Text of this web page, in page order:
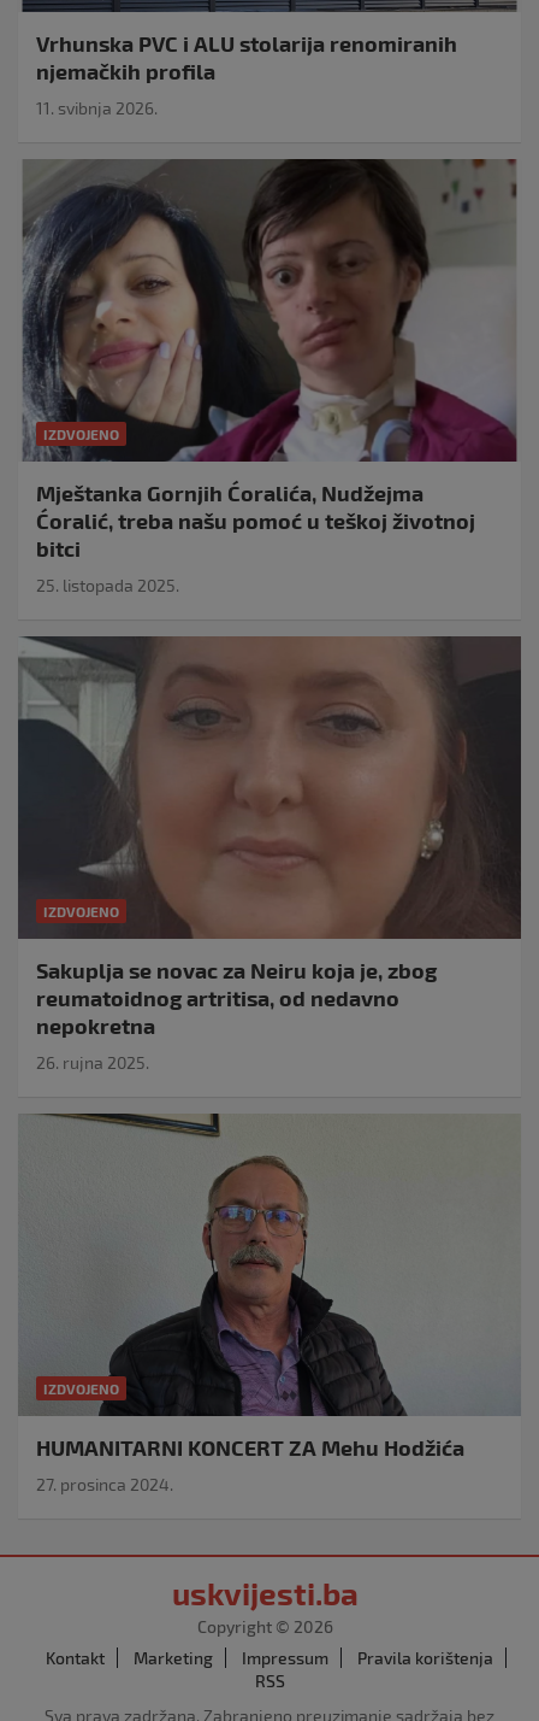
Vrhunska PVC i ALU stolarija renomiranih
njemačkih profila
11. svibnja 2026.
IZDVOJENO
Mještanka Gornjih Ćoralića, Nudžejma
Ćoralić, treba našu pomoć u teškoj životnoj
bitci
25. listopada 2025.
IZDVOJENO
Sakuplja se novac za Neiru koja je, zbog
reumatoidnog artritisa, od nedavno
nepokretna
26. rujna 2025.
IZDVOJENO
HUMANITARNI KONCERT ZA Mehu Hodžića
27. prosinca 2024.
uskvijesti.ba
Copyright © 2026
Kontakt
Marketing Impressum
Pravila korištenja
RSS
Sva prava zadržana. Zabranjeno preuzimanje sadržaja bez